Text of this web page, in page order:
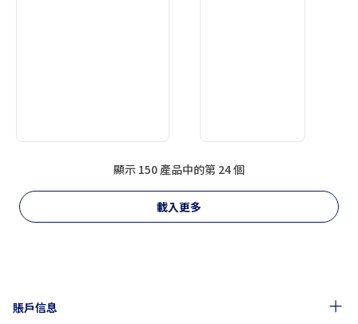
顯示 150 產品中的第 24 個
載入更多
賬戶信息